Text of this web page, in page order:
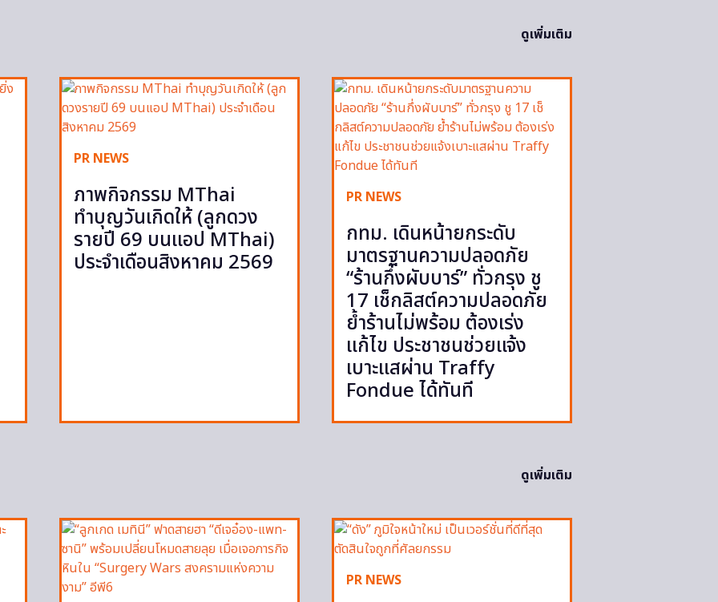
ดูเพิ่มเติม
PR NEWS
ภาพกิจกรรม MThai
ทำบุญวันเกิดให้ (ลูกดวง
รายปี 69 บนแอป MThai)
ประจำเดือนสิงหาคม 2569
PR NEWS
กทม. เดินหน้ายกระดับ
มาตรฐานความปลอดภัย
“ร้านกึ่งผับบาร์” ทั่วกรุง ชู
17 เช็กลิสต์ความปลอดภัย
ย้ำร้านไม่พร้อม ต้องเร่ง
แก้ไข ประชาชนช่วยแจ้ง
เบาะแสผ่าน Traffy
Fondue ได้ทันที
ดูเพิ่มเติม
PR NEWS